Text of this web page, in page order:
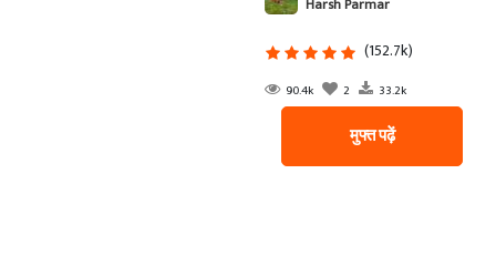
Harsh Parmar
(152.7k)
90.4k 2 33.2k
मुफ्त पढ़ें